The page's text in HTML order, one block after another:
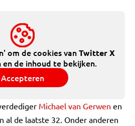
om de cookies vanTwitter X
de inhoud te bekijken.
Accepteren
Michael van Gerwen en
al de laatste 32. Onder anderen